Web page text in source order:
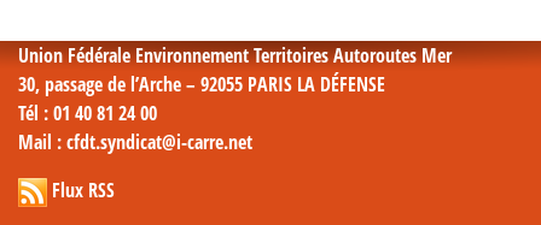
Union Fédérale Environnement Territoires Autoroutes Mer
30, passage de l’Arche – 92055 PARIS LA DÉFENSE
Tél : 01 40 81 24 00
Mail : cfdt.syndicat@i-carre.net
Flux RSS